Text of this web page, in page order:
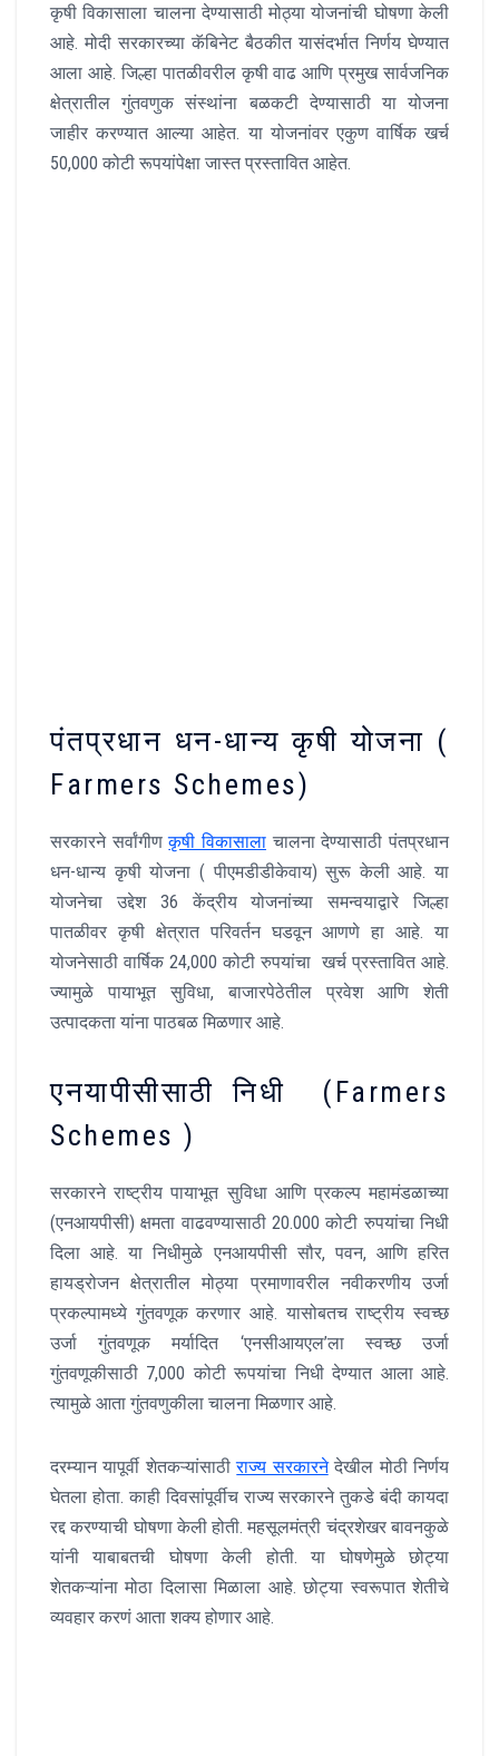
कृषी विकासाला चालना देण्यासाठी मोठ्या योजनांची घोषणा केली
आहे. मोदी सरकारच्या कॅबिनेट बैठकीत यासंदर्भात निर्णय घेण्यात
आला आहे. जिल्हा पातळीवरील कृषी वाढ आणि प्रमुख सार्वजनिक
क्षेत्रातील गुंतवणुक संस्थांना बळकटी देण्यासाठी या योजना
जाहीर करण्यात आल्या आहेत. या योजनांवर एकुण वार्षिक खर्च
50,000 कोटी रूपयांपेक्षा जास्त प्रस्तावित आहेत.
पंतप्रधान धन-धान्य कृषी योजना (
Farmers Schemes)
सरकारने सर्वांगीणकृषी विकासाला चालना देण्यासाठी पंतप्रधान
धन-धान्य कृषी योजना ( पीएमडीडीकेवाय) सुरू केली आहे. या
योजनेचा उद्देश 36 केंद्रीय योजनांच्या समन्वयाद्वारे जिल्हा
पातळीवर कृषी क्षेत्रात परिवर्तन घडवून आणणे हा आहे. या
योजनेसाठी वार्षिक 24,000 कोटी रुपयांचा खर्च प्रस्तावित आहे.
ज्यामुळे पायाभूत सुविधा, बाजारपेठेतील प्रवेश आणि शेती
उत्पादकता यांना पाठबळ मिळणार आहे.
एनयापीसीसाठी निधी (Farmers
Schemes )
सरकारने राष्ट्रीय पायाभूत सुविधा आणि प्रकल्प महामंडळाच्या
(एनआयपीसी) क्षमता वाढवण्यासाठी 20.000 कोटी रुपयांचा निधी
दिला आहे. या निधीमुळे एनआयपीसी सौर, पवन, आणि हरित
हायड्रोजन क्षेत्रातील मोठ्या प्रमाणावरील नवीकरणीय उर्जा
प्रकल्पामध्ये गुंतवणूक करणार आहे. यासोबतच राष्ट्रीय स्वच्छ
उर्जा गुंतवणूक मर्यादित ‘एनसीआयएल’ला स्वच्छ उर्जा
गुंतवणूकीसाठी 7,000 कोटी रूपयांचा निधी देण्यात आला आहे.
त्यामुळे आता गुंतवणुकीला चालना मिळणार आहे.
दरम्यान यापूर्वी शेतकऱ्यांसाठीराज्य सरकारनेदेखील मोठी निर्णय
घेतला होता. काही दिवसांपूर्वीच राज्य सरकारने तुकडे बंदी कायदा
रद्द करण्याची घोषणा केली होती. महसूलमंत्री चंद्रशेखर बावनकुळे
यांनी याबाबतची घोषणा केली होती. या घोषणेमुळे छोट्या
शेतकऱ्यांना मोठा दिलासा मिळाला आहे. छोट्या स्वरूपात शेतीचे
व्यवहार करणं आता शक्य होणार आहे.